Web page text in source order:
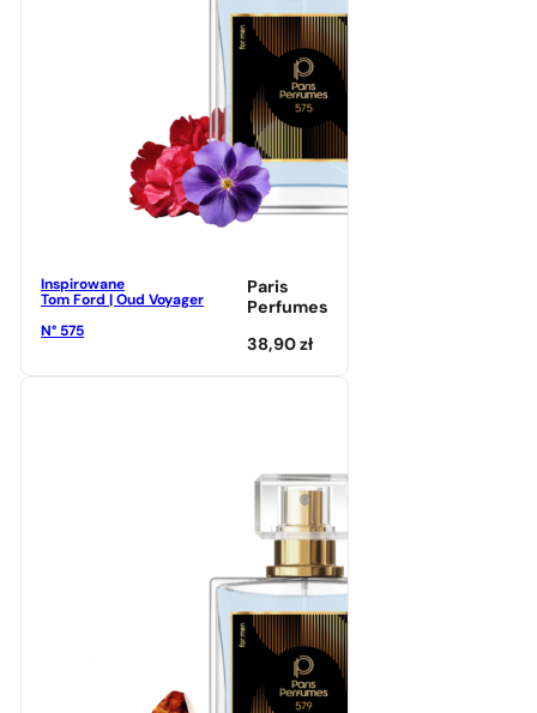
Inspirowane
Tom Ford | Oud Voyager
N° 575
Paris
Perfumes
38,90zł